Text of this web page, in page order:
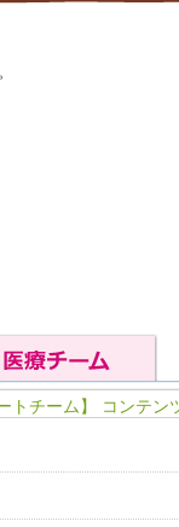
、必要な基礎能力を身
ーム】
高度医療を必要とする
トチーム】 コンテン